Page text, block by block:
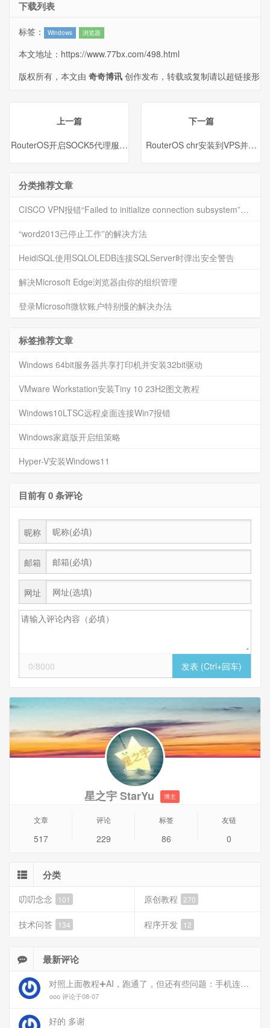
下载列表
标签： Windows 浏览器
本文地址： https://www.77bx.com/498.html
版权所有，本文由 奇奇博讯 创作发布，转载或复制请以超链接形
上一篇
RouterOS开启SOCK5代理服务器
下一篇
RouterOS chr安装到VPS并自动
分类推荐文章
CISCO VPN报错“Failed to initialize connection subsystem”的解决方法
“word2013已停止工作”的解决方法
HeidiSQL使用SQLOLEDB连接SQLServer时弹出安全警告
解决Microsoft Edge浏览器由你的组织管理
登录Microsoft微软账户特别慢的解决办法
标签推荐文章
Windows 64bit服务器共享打印机并安装32bit驱动
VMware Workstation安装Tiny 10 23H2图文教程
Windows10LTSC远程桌面连接Win7报错
Windows家庭版开启组策略
Hyper-V安装Windows11
目前有 0 条评论
昵称
邮箱
网址
0/8000
星之宇 StarYu 博主
文章
517
评论
229
标签
86
友链
0
分类
叨叨念念 101 原创教程 270
技术问答 134 程序开发 12
最新评论
对照上面教程➕AI，跑通了，但还有些问题：手机连上vpn后，部分家里内网的服务能访问（内网的Debian服务器可以），部分不能(routeros网页），不知道问题出在哪
ooo 评论于08-07
好的 多谢